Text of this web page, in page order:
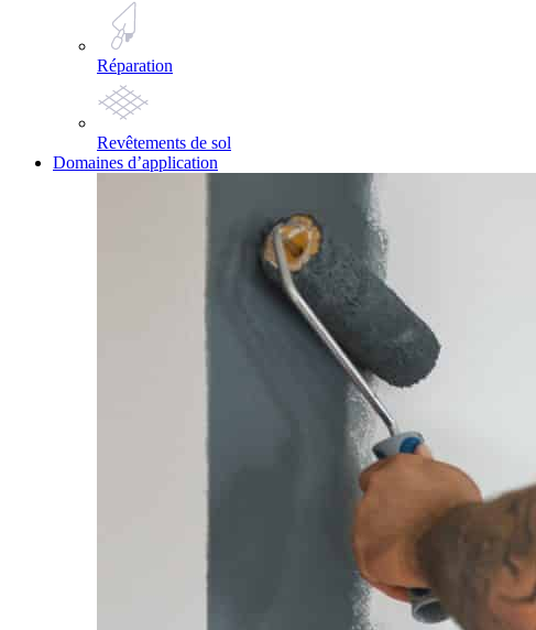
Réparation
Revêtements de sol
Domaines d’application